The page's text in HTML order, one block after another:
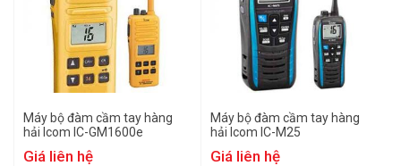
Máy bộ đàm cầm tay hàng
hải Icom IC-GM1600e
Giá liên hệ
Máy bộ đàm cầm tay hàng
hải Icom IC-M25
Giá liên hệ